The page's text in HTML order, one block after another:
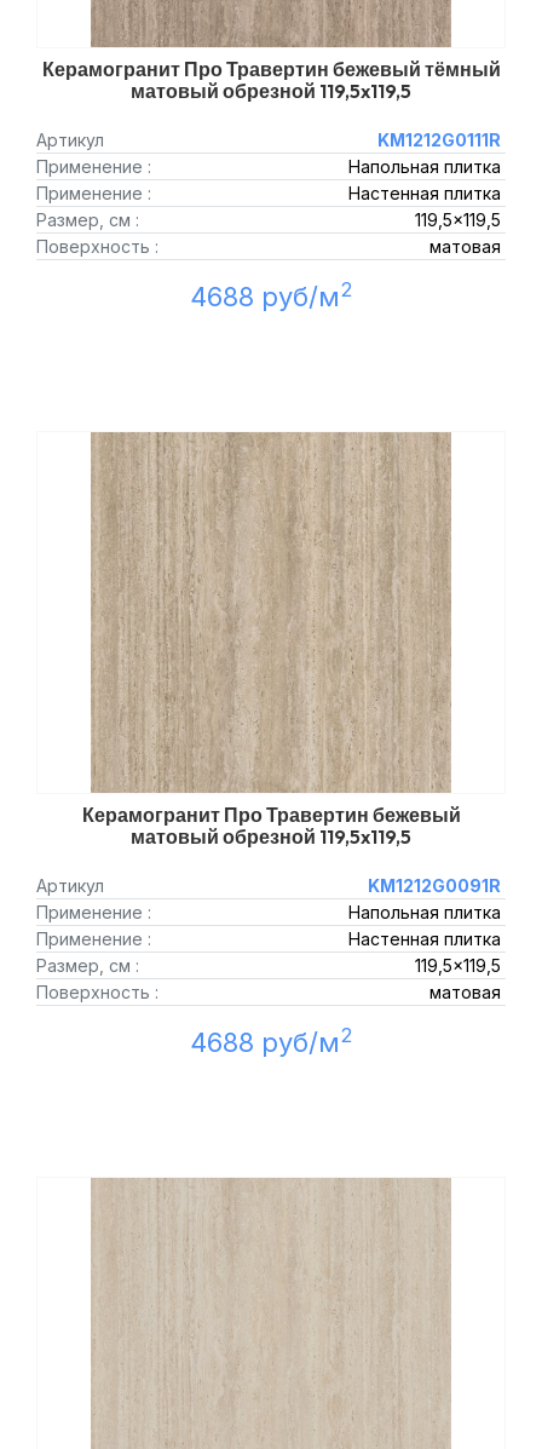
Керамогранит Про Травертин бежевый тёмный
матовый обрезной 119,5x119,5
Артикул
KM1212G0111R
Применение :
Напольная плитка
Применение :
Настенная плитка
Размер, см :
119,5x119,5
Поверхность :
матовая
4688 руб/м2
Керамогранит Про Травертин бежевый
матовый обрезной 119,5x119,5
Артикул
KM1212G0091R
Применение :
Напольная плитка
Применение :
Настенная плитка
Размер, см :
119,5x119,5
Поверхность :
матовая
4688 руб/м2